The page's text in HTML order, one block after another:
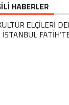
HABERLER